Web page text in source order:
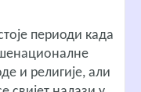
периоди када
и религије, али